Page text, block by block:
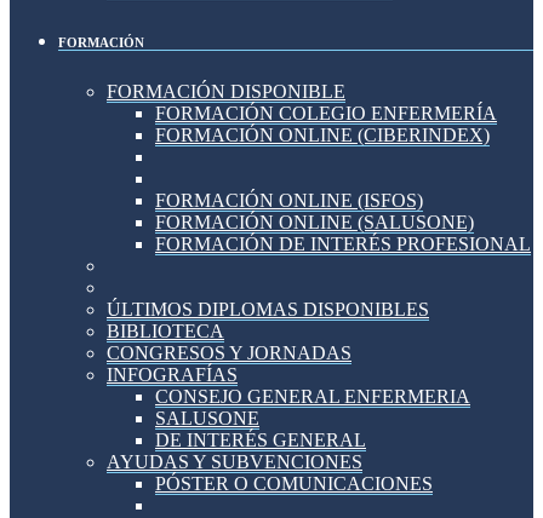
FORMACIÓN
FORMACIÓN DISPONIBLE
FORMACIÓN COLEGIO ENFERMERÍA
FORMACIÓN ONLINE (CIBERINDEX)
FORMACIÓN ONLINE (ISFOS)
FORMACIÓN ONLINE (SALUSONE)
FORMACIÓN DE INTERÉS PROFESIONAL
ÚLTIMOS DIPLOMAS DISPONIBLES
BIBLIOTECA
CONGRESOS Y JORNADAS
INFOGRAFÍAS
CONSEJO GENERAL ENFERMERIA
SALUSONE
DE INTERÉS GENERAL
AYUDAS Y SUBVENCIONES
PÓSTER O COMUNICACIONES